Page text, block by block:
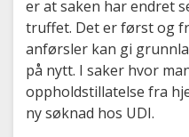
er at saken har endret
truffet. Det er først og
anførsler kan gi
på nytt. I saker hvor
oppholdstillatelse fra
ny søknad hos UDI.